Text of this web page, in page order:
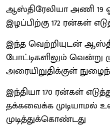
ஆஸ்திரேலியா அணி 19
இழப்பிற்கு 172 ரன்கள்
இந்த வெற்றியுடன்
போட்டிகளிலும் வென்று
அரையிறுதிக்குள்
இந்தியா 170 ரன்கள்
தக்கவைக்க
முடித்துக்கொண்டது